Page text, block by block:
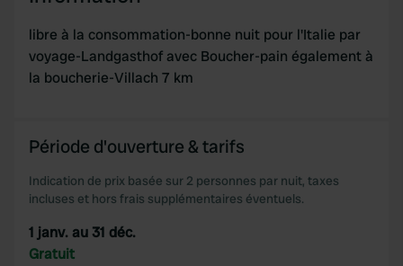
libre à la consommation-bonne nuit pour l'Italie par
voyage-Landgasthof avec Boucher-pain également à
la boucherie-Villach 7 km
Période d'ouverture & tarifs
Indication de prix basée sur 2 personnes par nuit, taxes
incluses et hors frais supplémentaires éventuels.
1 janv. au 31 déc.
Gratuit